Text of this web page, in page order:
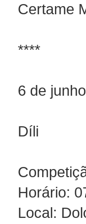
Certame
****
6 de
Díli
Horário:
Local: